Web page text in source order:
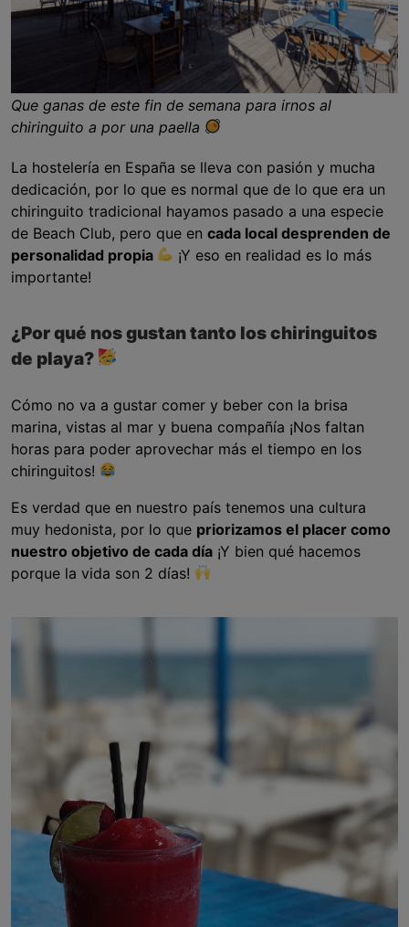
Que ganas de este fin de semana para irnos al
chiringuito a por una paella
La hostelería en España se lleva con pasión y mucha
dedicación, por lo que es normal que de lo que era un
chiringuito tradicional hayamos pasado a una especie
de Beach Club, pero que en cada local desprenden de
personalidad propia
¡Y eso en realidad es lo más
importante!
¿Por qué nos gustan tanto los chiringuitos
de playa?
Cómo no va a gustar comer y beber con la brisa
marina, vistas al mar y buena compañía ¡Nos faltan
horas para poder aprovechar más el tiempo en los
chiringuitos!
Es verdad que en nuestro país tenemos una cultura
muy hedonista, por lo que priorizamos el placer como
nuestro objetivo de cada día ¡Y bien qué hacemos
porque la vida son 2 días!